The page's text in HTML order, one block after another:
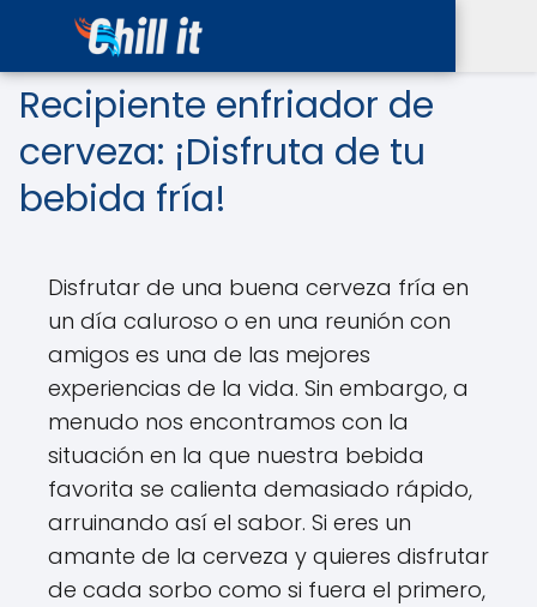
Recipiente enfriador de
cerveza: ¡Disfruta de tu
bebida fría!
Disfrutar de una buena cerveza fría en
un día caluroso o en una reunión con
amigos es una de las mejores
experiencias de la vida. Sin embargo, a
menudo nos encontramos con la
situación en la que nuestra bebida
favorita se calienta demasiado rápido,
arruinando así el sabor. Si eres un
amante de la cerveza y quieres disfrutar
de cada sorbo como si fuera el primero,